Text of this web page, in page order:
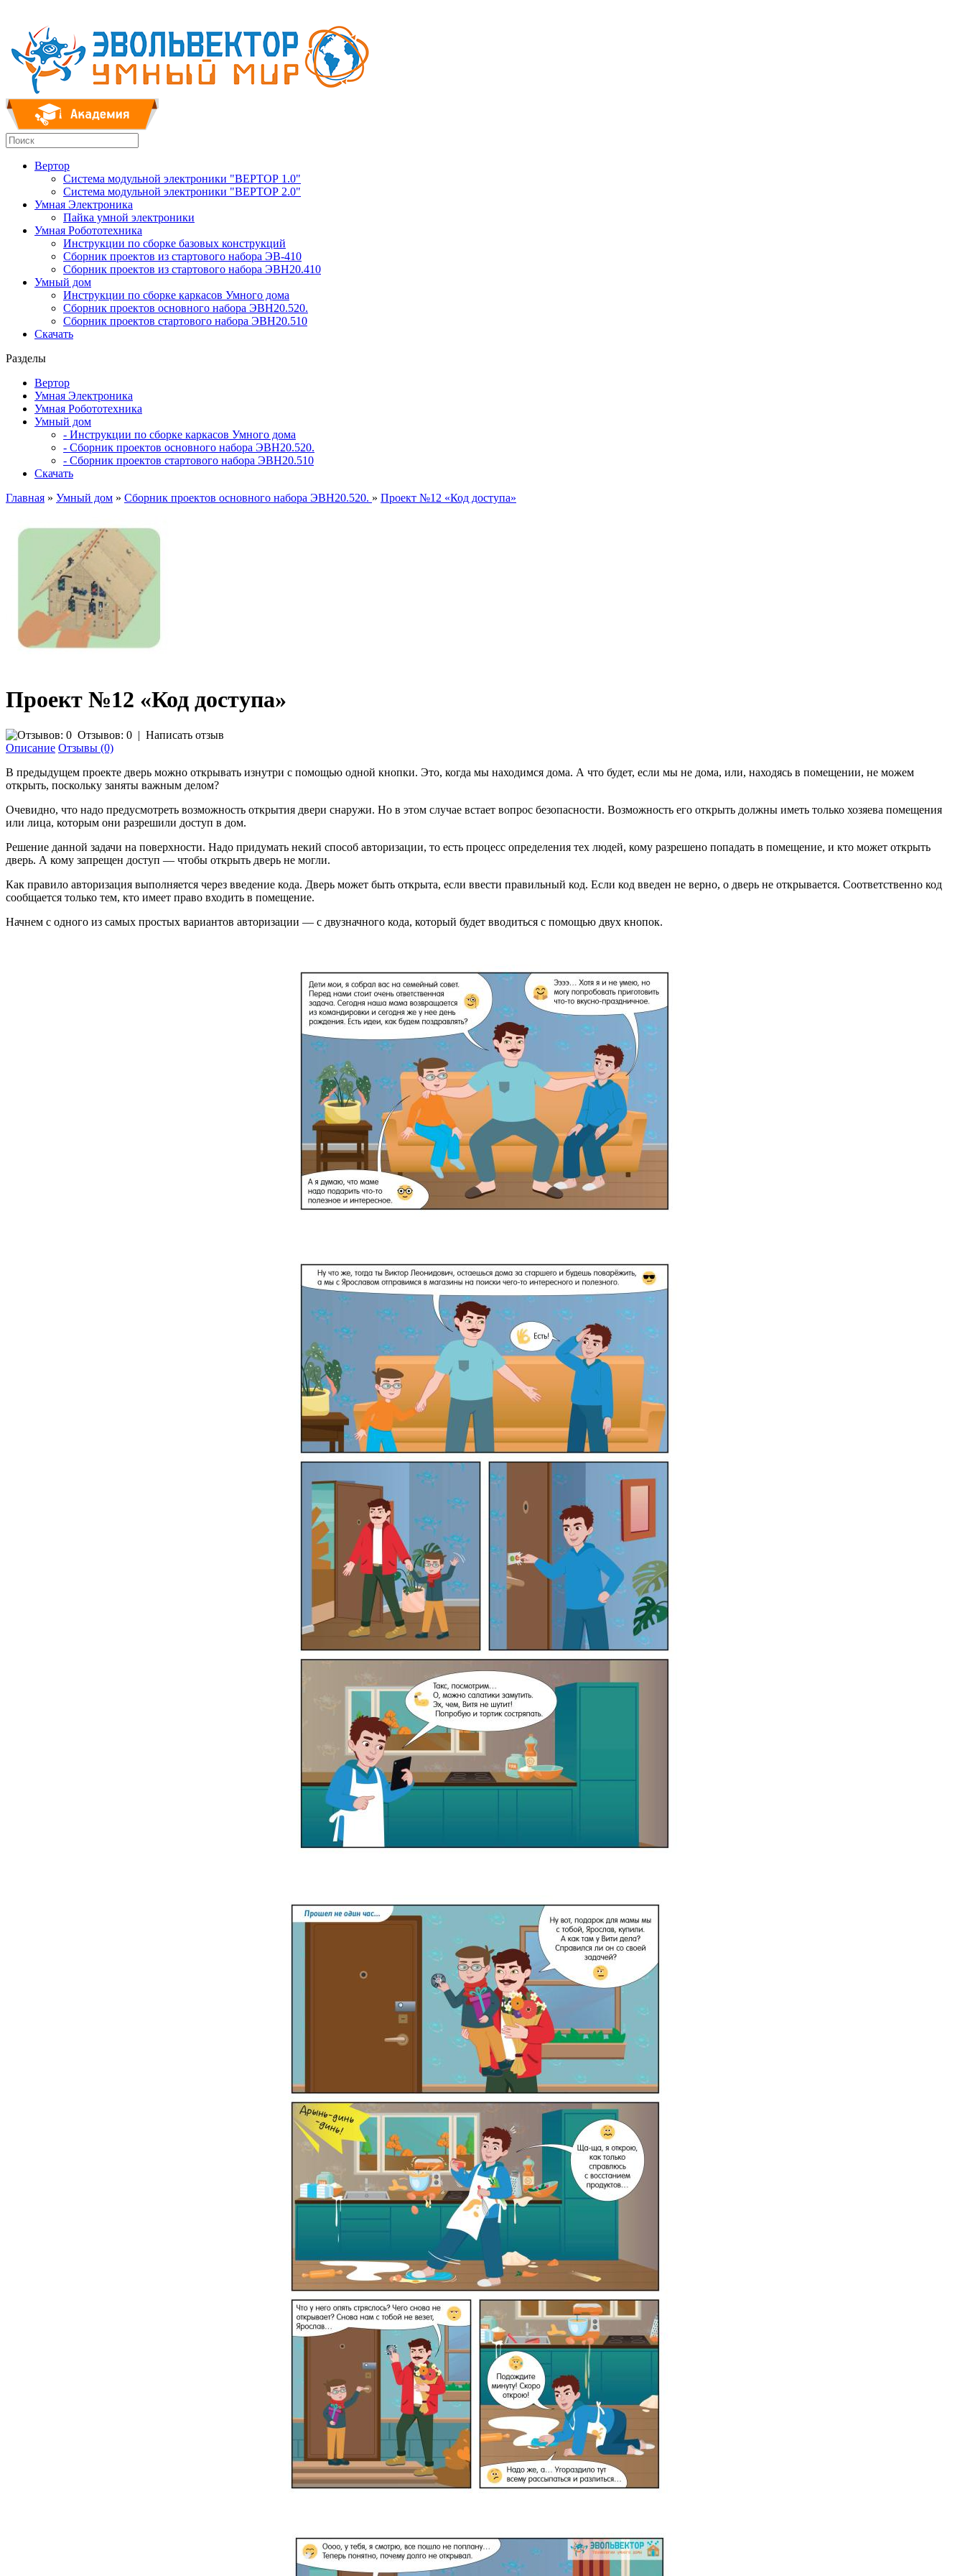
Вертор
Система модульной электроники "ВЕРТОР 1.0"
Система модульной электроники "ВЕРТОР 2.0"
Умная Электроника
Пайка умной электроники
Умная Робототехника
Инструкции по сборке базовых конструкций
Сборник проектов из стартового набора ЭВ-410
Сборник проектов из стартового набора ЭВН20.410
Умный дом
Инструкции по сборке каркасов Умного дома
Сборник проектов основного набора ЭВН20.520.
Сборник проектов стартового набора ЭВН20.510
Скачать
Разделы
Вертор
Умная Электроника
Умная Робототехника
Умный дом
- Инструкции по сборке каркасов Умного дома
- Сборник проектов основного набора ЭВН20.520.
- Сборник проектов стартового набора ЭВН20.510
Скачать
Главная » Умный дом » Сборник проектов основного набора ЭВН20.520. » Проект №12 «Код доступа»
Проект №12 «Код доступа»
Отзывов: 0 | Написать отзыв
Описание Отзывы (0)
В предыдущем проекте дверь можно открывать изнутри с помощью одной кнопки. Это, когда мы находимся дома. А что будет, если мы не дома, или, находясь в помещении, не можем
открыть, поскольку заняты важным делом?
Очевидно, что надо предусмотреть возможность открытия двери снаружи. Но в этом случае встает вопрос безопасности. Возможность его открыть должны иметь только хозяева помещения
или лица, которым они разрешили доступ в дом.
Решение данной задачи на поверхности. Надо придумать некий способ авторизации, то есть процесс определения тех людей, кому разрешено попадать в помещение, и кто может открыть
дверь. А кому запрещен доcтуп — чтобы открыть дверь не могли.
Как правило авторизация выполняется через введение кода. Дверь может быть открыта, если ввести правильный код. Если код введен не верно, о дверь не открывается. Соответственно код
сообщается только тем, кто имеет право входить в помещение.
Начнем с одного из самых простых вариантов авторизации — с двузначного кода, который будет вводиться с помощью двух кнопок.